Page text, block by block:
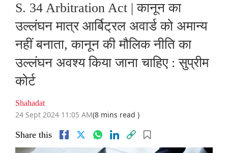
S. 34 Arbitration Act | कानून का
उल्लंघन मात्र आर्बिट्रल अवार्ड को अमान्य
नहीं बनाता, कानून की मौलिक नीति का
उल्लंघन अवश्य किया जाना चाहिए : सुप्रीम
कोर्ट
Shahadat
24 Sept 2024 11:05 AM(8 mins read )
Share this